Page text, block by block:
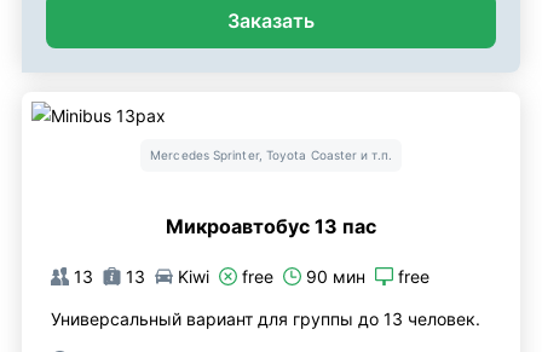
Заказать
Mercedes Sprinter, Toyota Coaster и т.п.
Микроавтобус 13 пас
13 13 Kiwi free 90 мин free
Универсальный вариант для группы до 13 человек.